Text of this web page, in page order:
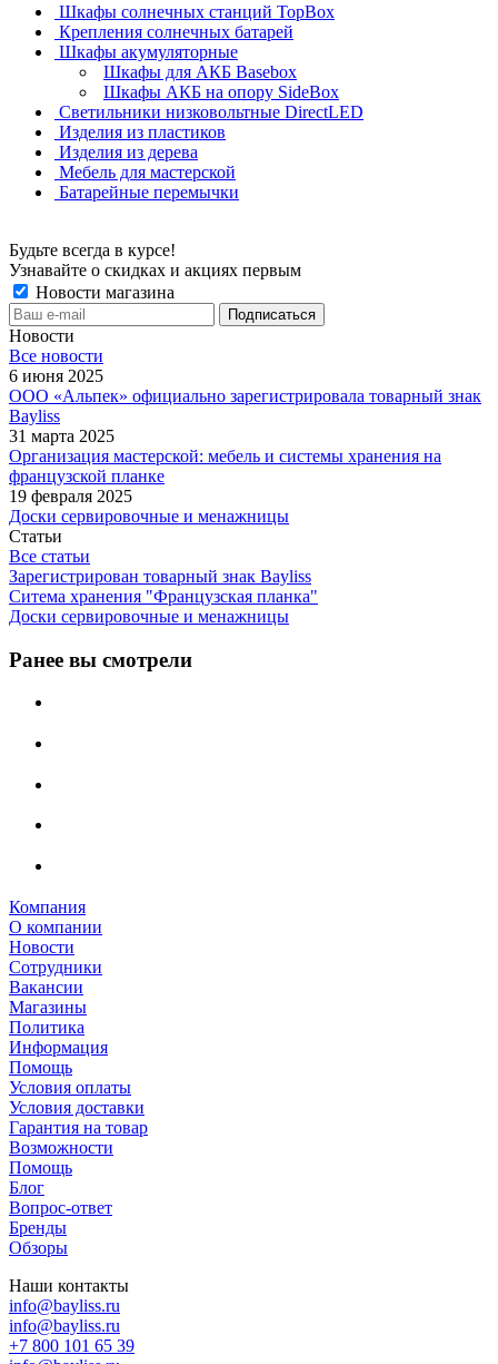
Шкафы солнечных станций TopBox
Крепления солнечных батарей
Шкафы акумуляторные
Шкафы для АКБ Basebox
Шкафы АКБ на опору SideBox
Светильники низковольтные DirectLED
Изделия из пластиков
Изделия из дерева
Мебель для мастерской
Батарейные перемычки
Будьте всегда в курсе!
Узнавайте о скидках и акциях первым
Новости магазина
Новости
Все новости
6 июня 2025
ООО «Альпек» официально зарегистрировала товарный знак
Bayliss
31 марта 2025
Организация мастерской: мебель и системы хранения на
французской планке
19 февраля 2025
Доски сервировочные и менажницы
Статьи
Все статьи
Зарегистрирован товарный знак Bayliss
Ситема хранения "Французская планка"
Доски сервировочные и менажницы
Ранее вы смотрели
Компания
О компании
Новости
Сотрудники
Вакансии
Магазины
Политика
Информация
Помощь
Условия оплаты
Условия доставки
Гарантия на товар
Возможности
Помощь
Блог
Вопрос-ответ
Бренды
Обзоры
Наши контакты
info@bayliss.ru
info@bayliss.ru
+7 800 101 65 39